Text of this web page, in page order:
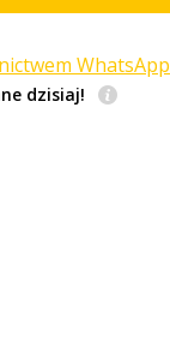
WhatsApp
dzisiaj!